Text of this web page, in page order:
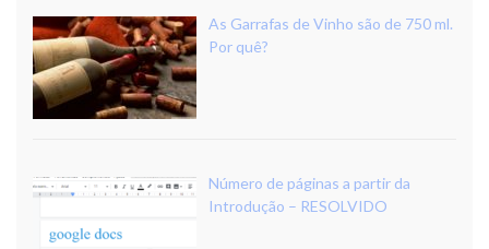
As Garrafas de Vinho são de 750 ml.
Por quê?
Número de páginas a partir da
Introdução – RESOLVIDO